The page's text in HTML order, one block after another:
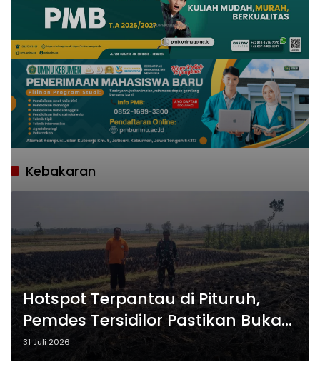
Kebakaran
Hotspot Terpantau di Pituruh,
Pemdes Tersidilor Pastikan Bukan
Kebakaran Hutan
31 Juli 2026